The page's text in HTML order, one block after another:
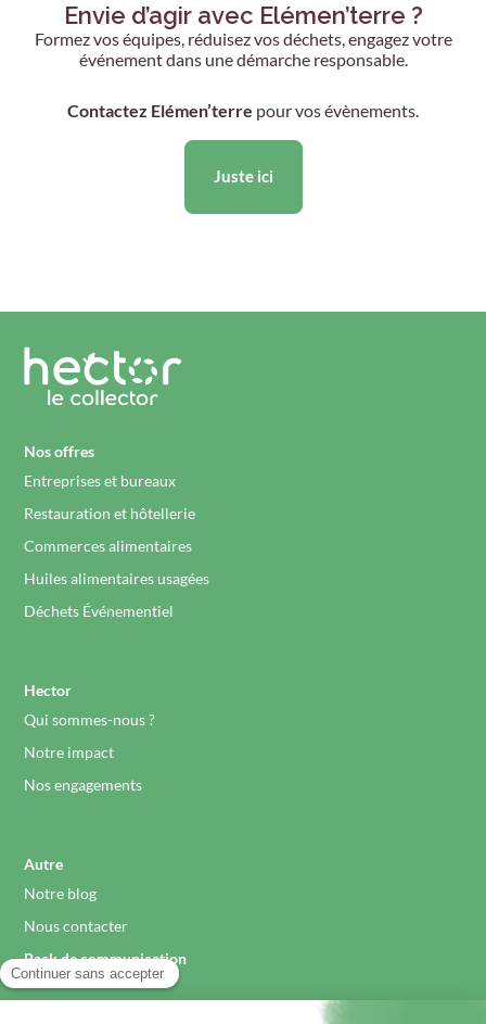
Envie d’agir avec Elémen’terre ?
Formez vos équipes, réduisez vos déchets, engagez votre
événement dans une démarche responsable.
Contactez Elémen’terre pour vos évènements.
Juste ici
Nos offres
Entreprises et bureaux
Restauration et hôtellerie
Commerces alimentaires
Huiles alimentaires usagées
Déchets Événementiel
Hector
Qui sommes-nous ?
Notre impact
Nos engagements
Autre
Notre blog
Nous contacter
Pack de communication